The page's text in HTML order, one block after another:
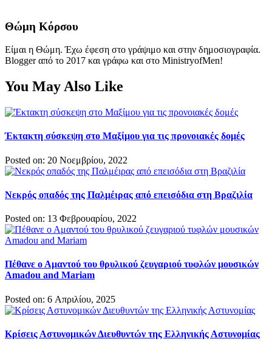
Θώμη Κόρσου
Είμαι η Θώμη. Έχω έφεση στο γράψιμο και στην δημοσιογραφία.
Blogger από το 2017 και γράφω και στο MinistryofMen!
You May Also Like
Έκτακτη σύσκεψη στο Μαξίμου για τις προνοιακές δομές
Posted on: 20 Νοεμβρίου, 2022
Νεκρός οπαδός της Παλμέιρας από επεισόδια στη Βραζιλία
Posted on: 13 Φεβρουαρίου, 2022
Πέθανε ο Αμαντού του θρυλικού ζευγαριού τυφλών μουσικών
Amadou and Mariam
Posted on: 6 Απριλίου, 2025
Κρίσεις Αστυνομικών Διευθυντών της Ελληνικής Αστυνομίας